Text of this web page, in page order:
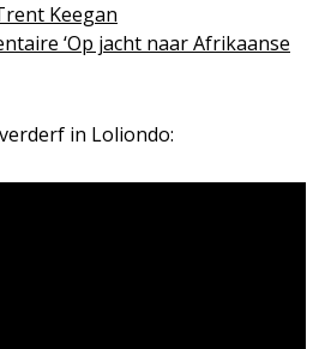
Keegan
‘Op jacht naar Afrikaanse
in Loliondo: